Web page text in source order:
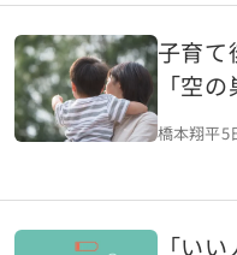
子育て
「空
考える
橋本翔平5
「いい